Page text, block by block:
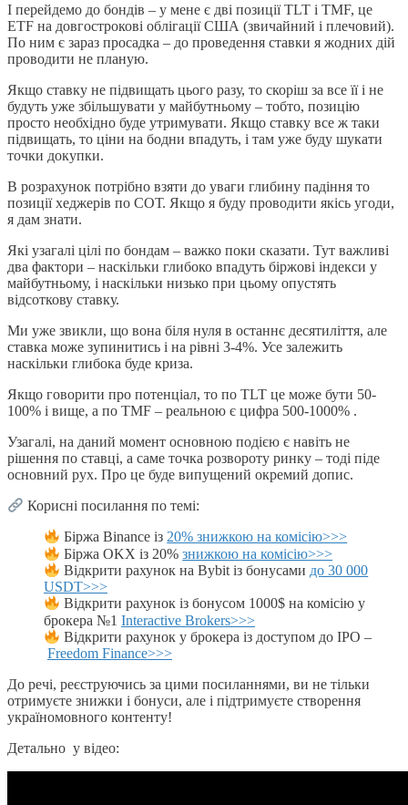
І перейдемо до бондів – у мене є дві позиції TLT і TMF, це
ETF на довгострокові облігації США (звичайний і плечовий).
По ним є зараз просадка – до проведення ставки я жодних дій
проводити не планую.
Якщо ставку не підвищать цього разу, то скоріш за все її і не
будуть уже збільшувати у майбутньому – тобто, позицію
просто необхідно буде утримувати. Якщо ставку все ж таки
підвищать, то ціни на бодни впадуть, і там уже буду шукати
точки докупки.
В розрахунок потрібно взяти до уваги глибину падіння то
позиції хеджерів по СОТ. Якщо я буду проводити якісь угоди,
я дам знати.
Які узагалі цілі по бондам – важко поки сказати. Тут важливі
два фактори – наскільки глибоко впадуть біржові індекси у
майбутньому, і наскільки низько при цьому опустять
відсоткову ставку.
Ми уже звикли, що вона біля нуля в останнє десятиліття, але
ставка може зупинитись і на рівні 3-4%. Усе залежить
наскільки глибока буде криза.
Якщо говорити про потенціал, то по TLT це може бути 50-
100% і вище, а по TMF – реальною є цифра 500-1000% .
Узагалі, на даний момент основною подією є навіть не
рішення по ставці, а саме точка розвороту ринку – тоді піде
основний рух. Про це буде випущений окремий допис.
Корисні посилання по темі:
Біржа Binance із20% знижкою на комісію>>>
Біржа OKX із 20%знижкою на комісію>>>
Відкрити рахунок на Bybit із бонусамидо 30 000
USDT>>>
Відкрити рахунок із бонусом 1000$ на комісію у
брокера №1 Interactive Brokers>>>
Відкрити рахунок у брокера із доступом до IPO –
Freedom Finance>>>
До речі, реєструючись за цими посиланнями, ви не тільки
отримуєте знижки і бонуси, але і підтримуєте створення
україномовного контенту!
Детально у відео: